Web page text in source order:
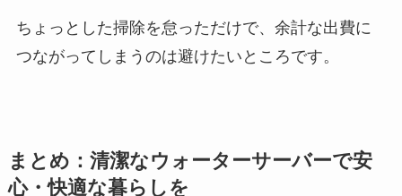
ちょっとした掃除を怠っただけで、余計な出費に
つながってしまうのは避けたいところです。
まとめ：清潔なウォーターサーバーで安
心・快適な暮らしを